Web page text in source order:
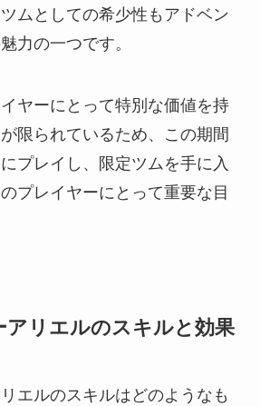
ムとしての希少性もアドベン
力の一つです。
ヤーにとって特別な価値を持
限られているため、この期間
プレイし、限定ツムを手に入
プレイヤーにとって重要な目
アリエルのスキルと効果
エルのスキルはどのようなも